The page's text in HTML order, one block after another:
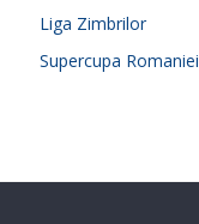
Liga Zimbrilor
Supercupa Romaniei